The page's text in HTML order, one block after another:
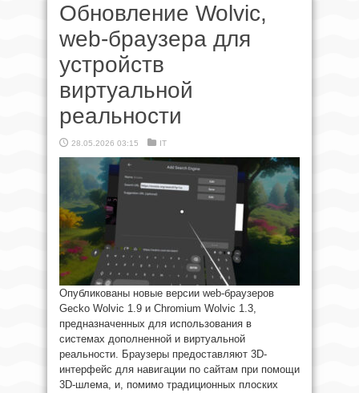
Обновление Wolvic,
web-браузера для
устройств
виртуальной
реальности
28.05.2026 03:15 IT
Опубликованы новые версии web-браузеров
Gecko Wolvic 1.9 и Chromium Wolvic 1.3,
предназначенных для использования в
системах дополненной и виртуальной
реальности. Браузеры предоставляют 3D-
интерфейс для навигации по сайтам при помощи
3D-шлема, и, помимо традиционных плоских